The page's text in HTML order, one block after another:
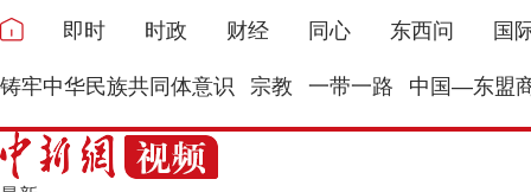
即时 时政 财经 同心 东西问 国
铸牢中华民族共同体意识 宗教 一带一路 中国—东盟